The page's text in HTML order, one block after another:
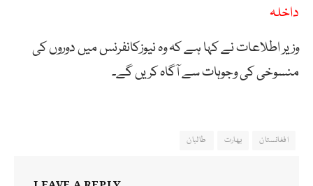
داخلہ
وزیر اطلاعات نے کہا ہے کہ وہ نیوزکانفرنس میں دوروں کی
منسوخی کی وجوہات سے آگاہ کریں گے۔
افغانستان بھارت طالبان